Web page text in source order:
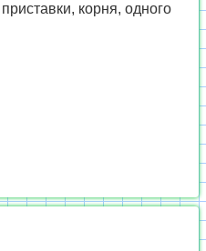
корня, одного